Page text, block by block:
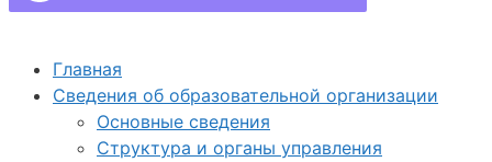
Главная
Сведения об образовательной организации
Основные сведения
Структура и органы управления